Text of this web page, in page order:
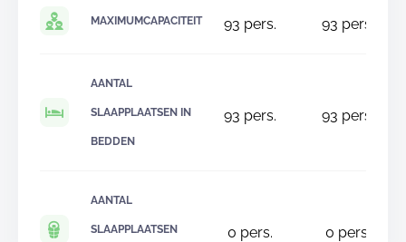
MAXIMUMCAPACITEIT 93 pers. 93 pers.
AANTAL
SLAAPPLAATSEN IN
BEDDEN
93 pers. 93 pers.
AANTAL
SLAAPPLAATSEN 0 pers. 0 pers.